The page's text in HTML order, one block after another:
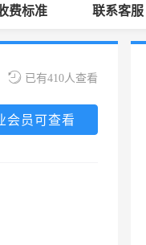
费标准 联系客服
已有410人查看
会员可查看